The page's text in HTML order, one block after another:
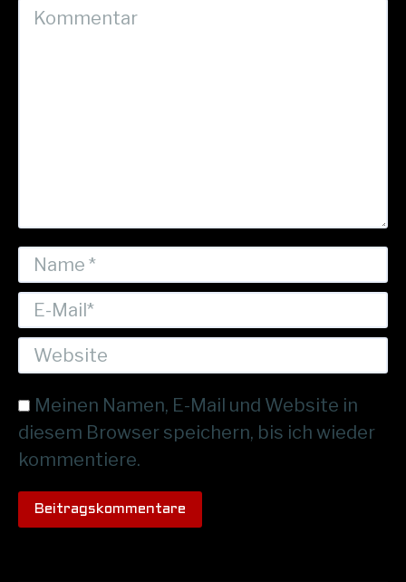
Kommentar
Name *
E-Mail *
Website
Meinen Namen, E-Mail und Website in
diesem Browser speichern, bis ich wieder
kommentiere.
Beitragskommentare